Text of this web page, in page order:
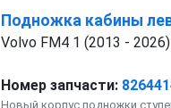
Подножка кабины
Volvo FM4 1 (2013 - 2026)
Номер запчасти:
Новый корпус подножки